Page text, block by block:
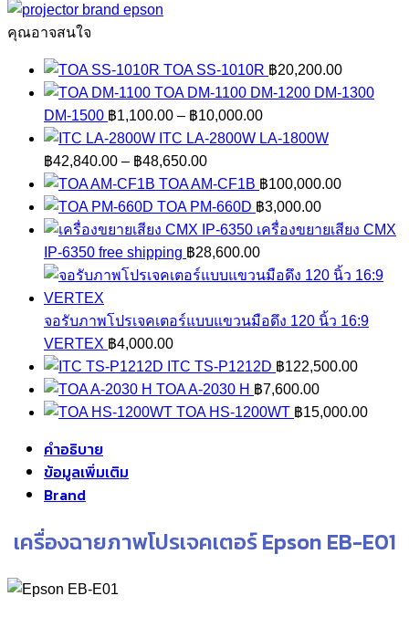
(3300lm/XGA)
ชิ้น
คุณอาจสนใจ
TOA SS-1010R ฿20,200.00
TOA DM-1100 DM-1200 DM-1300
DM-1500 ฿1,100.00 – ฿10,000.00Price
range:
through
฿10,000.00
ITC LA-2800W LA-1800W
฿42,840.00 – ฿48,650.00Price
range:
฿42,840.00
through
฿48,650.00
TOA AM-CF1B ฿100,000.00
TOA PM-660D ฿3,000.00
เครื่องขยายเสียง CMX
IP-6350 free shipping ฿28,600.00
จอรับภาพโปรเจคเตอร์แบบแขวนมือดึง 120 นิ้ว 16:9
VERTEX ฿4,000.00
ITC TS-P1212D ฿122,500.00
TOA A-2030 H ฿7,600.00
TOA HS-1200WT ฿15,000.00
คำอธิบาย
ข้อมูลเพิ่มเติม
Brand
เครื่องฉายภาพโปรเจคเตอร์ Epson EB-E01